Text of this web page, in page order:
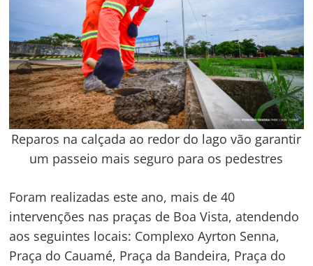
Reparos na calçada ao redor do lago vão garantir
um passeio mais seguro para os pedestres
Foram realizadas este ano, mais de 40
intervenções nas praças de Boa Vista, atendendo
aos seguintes locais: Complexo Ayrton Senna,
Praça do Cauamé, Praça da Bandeira, Praça do